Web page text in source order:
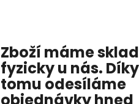
Zboží máme
fyzicky u nás. Díky
tomu odesíláme